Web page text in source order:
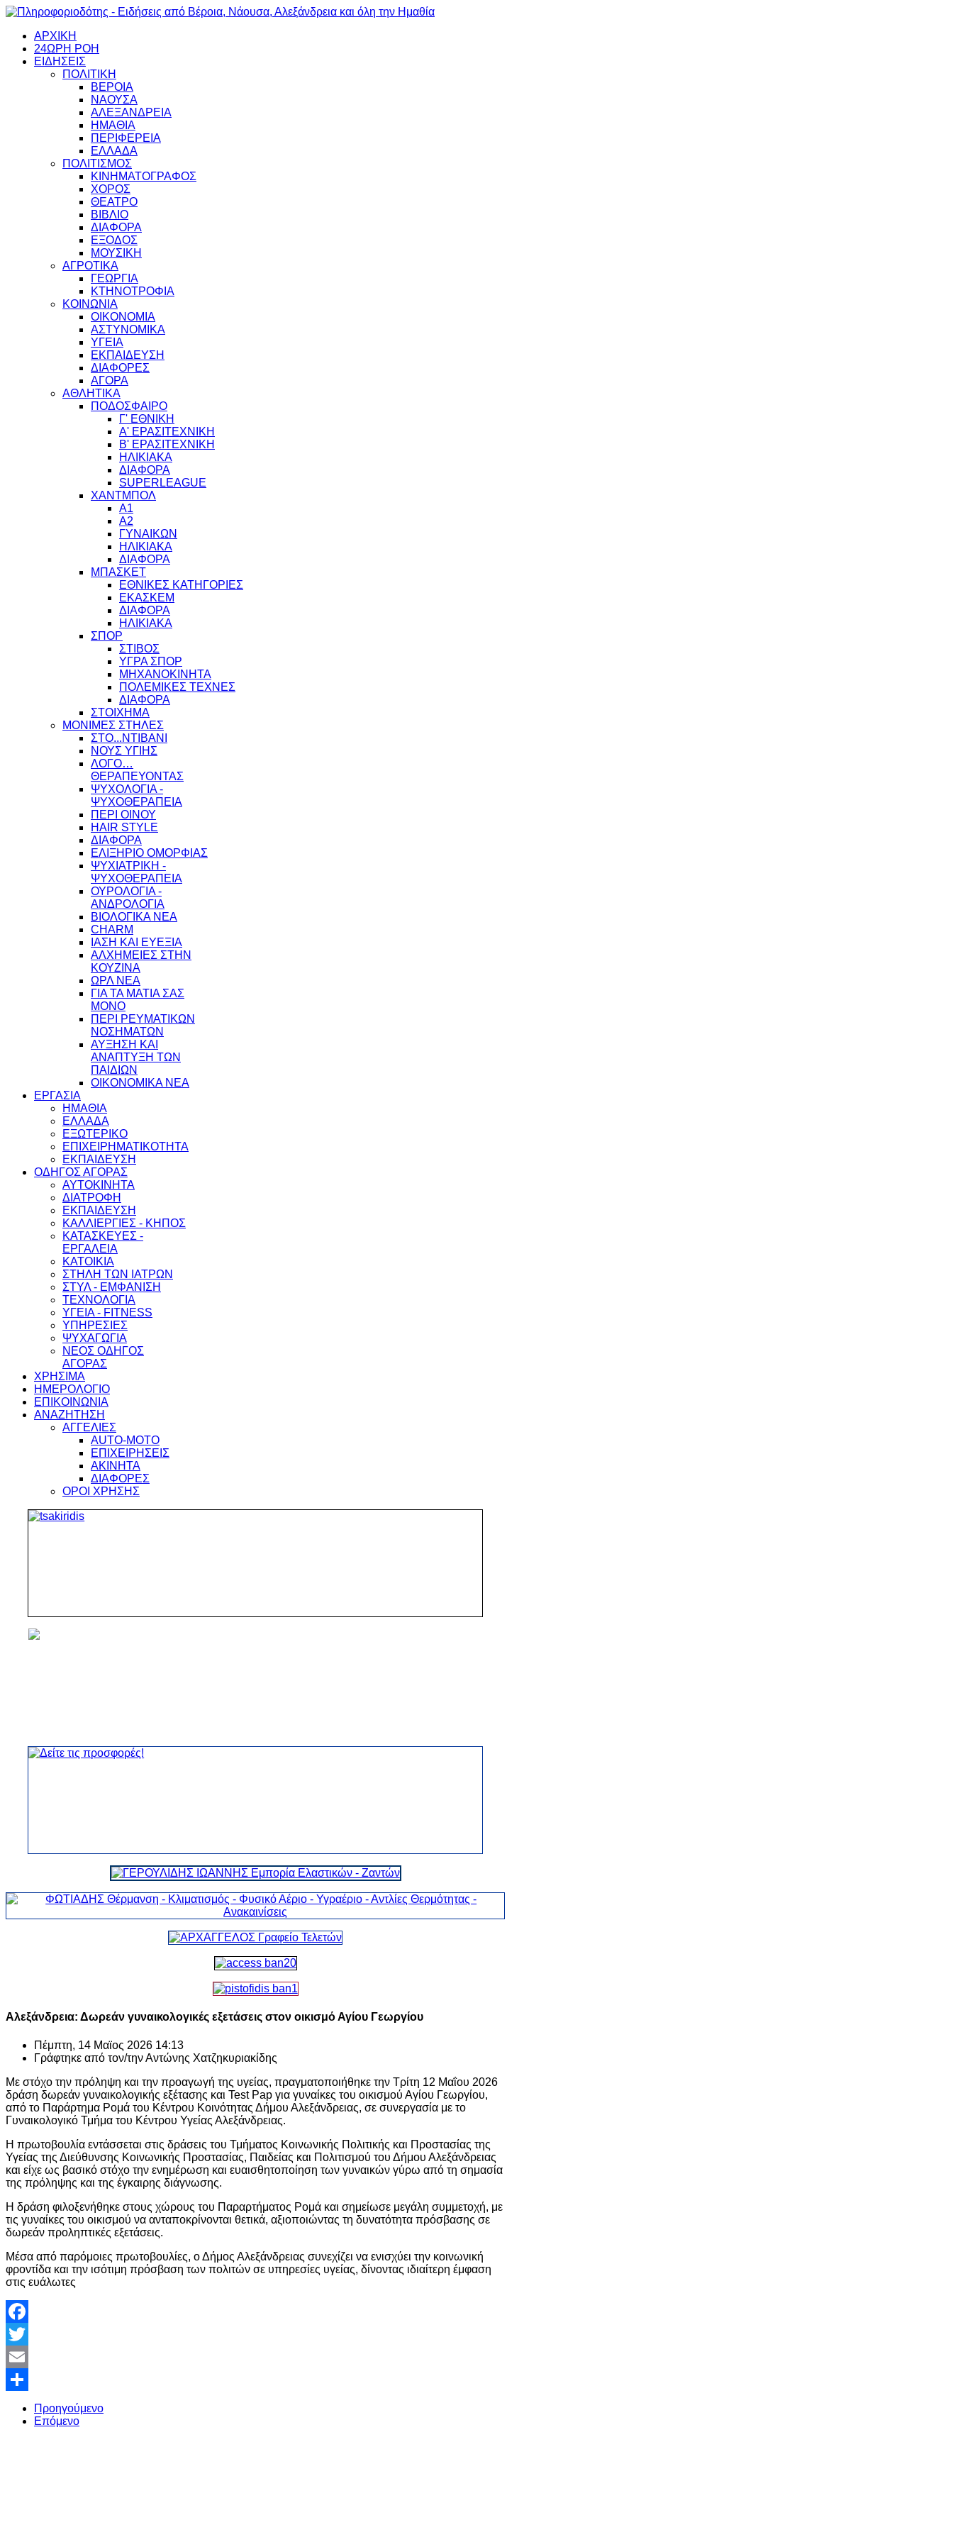
ΑΡΧΙΚΗ
24ΩΡΗ ΡΟΗ
ΕΙΔΗΣΕΙΣ
ΠΟΛΙΤΙΚΗ
ΒΕΡΟΙΑ
ΝΑΟΥΣΑ
ΑΛΕΞΑΝΔΡΕΙΑ
ΗΜΑΘΙΑ
ΠΕΡΙΦΕΡΕΙΑ
ΕΛΛΑΔΑ
ΠΟΛΙΤΙΣΜΟΣ
ΚΙΝΗΜΑΤΟΓΡΑΦΟΣ
ΧΟΡΟΣ
ΘΕΑΤΡΟ
ΒΙΒΛΙΟ
ΔΙΑΦΟΡΑ
ΕΞΟΔΟΣ
ΜΟΥΣΙΚΗ
ΑΓΡΟΤΙΚΑ
ΓΕΩΡΓΙΑ
ΚΤΗΝΟΤΡΟΦΙΑ
ΚΟΙΝΩΝΙΑ
ΟΙΚΟΝΟΜΙΑ
ΑΣΤΥΝΟΜΙΚΑ
ΥΓΕΙΑ
ΕΚΠΑΙΔΕΥΣΗ
ΔΙΑΦΟΡΕΣ
ΑΓΟΡΑ
ΑΘΛΗΤΙΚΑ
ΠΟΔΟΣΦΑΙΡΟ
Γ' ΕΘΝΙΚΗ
Α' ΕΡΑΣΙΤΕΧΝΙΚΗ
Β' ΕΡΑΣΙΤΕΧΝΙΚΗ
ΗΛΙΚΙΑΚΑ
ΔΙΑΦΟΡΑ
SUPERLEAGUE
ΧΑΝΤΜΠΟΛ
Α1
Α2
ΓΥΝΑΙΚΩΝ
ΗΛΙΚΙΑΚΑ
ΔΙΑΦΟΡΑ
ΜΠΑΣΚΕΤ
ΕΘΝΙΚΕΣ ΚΑΤΗΓΟΡΙΕΣ
ΕΚΑΣΚΕΜ
ΔΙΑΦΟΡΑ
ΗΛΙΚΙΑΚΑ
ΣΠΟΡ
ΣΤΙΒΟΣ
ΥΓΡΑ ΣΠΟΡ
ΜΗΧΑΝΟΚΙΝΗΤΑ
ΠΟΛΕΜΙΚΕΣ ΤΕΧΝΕΣ
ΔΙΑΦΟΡΑ
ΣΤΟΙΧΗΜΑ
ΜΟΝΙΜΕΣ ΣΤΗΛΕΣ
ΣΤΟ...ΝΤΙΒΑΝΙ
ΝΟΥΣ ΥΓΙΗΣ
ΛΟΓΟ…
ΘΕΡΑΠΕΥΟΝΤΑΣ
ΨΥΧΟΛΟΓΙΑ -
ΨΥΧΟΘΕΡΑΠΕΙΑ
ΠΕΡΙ ΟΙΝΟΥ
HAIR STYLE
ΔΙΑΦΟΡΑ
ΕΛΙΞΗΡΙΟ ΟΜΟΡΦΙΑΣ
ΨΥΧΙΑΤΡΙΚΗ -
ΨΥΧΟΘΕΡΑΠΕΙΑ
ΟΥΡΟΛΟΓΙΑ -
ΑΝΔΡΟΛΟΓΙΑ
ΒΙΟΛΟΓΙΚΑ ΝΕΑ
CHARM
ΙΑΣΗ ΚΑΙ ΕΥΕΞΙΑ
ΑΛΧΗΜΕΙΕΣ ΣΤΗΝ
ΚΟΥΖΙΝΑ
ΩΡΛ ΝEA
ΓΙΑ ΤΑ ΜΑΤΙΑ ΣΑΣ
ΜΟΝΟ
ΠΕΡΙ ΡΕΥΜΑΤΙΚΩΝ
ΝΟΣΗΜΑΤΩΝ
ΑΥΞΗΣΗ ΚΑΙ
ΑΝΑΠΤΥΞΗ ΤΩΝ
ΠΑΙΔΙΩΝ
ΟΙΚΟΝΟΜΙΚΑ ΝΕΑ
ΕΡΓΑΣΙΑ
ΗΜΑΘΙΑ
ΕΛΛΑΔΑ
ΕΞΩΤΕΡΙΚΟ
ΕΠΙΧΕΙΡΗΜΑΤΙΚΟΤΗΤΑ
ΕΚΠΑΙΔΕΥΣΗ
ΟΔΗΓΟΣ ΑΓΟΡΑΣ
ΑΥΤΟΚΙΝΗΤΑ
ΔΙΑΤΡΟΦΗ
ΕΚΠΑΙΔΕΥΣΗ
ΚΑΛΛΙΕΡΓΙΕΣ - ΚΗΠΟΣ
ΚΑΤΑΣΚΕΥΕΣ -
ΕΡΓΑΛΕΙΑ
ΚΑΤΟΙΚΙΑ
ΣΤΗΛΗ ΤΩΝ ΙΑΤΡΩΝ
ΣΤΥΛ - ΕΜΦΑΝΙΣΗ
ΤΕΧΝΟΛΟΓΙΑ
ΥΓΕΙΑ - FITNESS
ΥΠΗΡΕΣΙΕΣ
ΨΥΧΑΓΩΓΙΑ
ΝΕΟΣ ΟΔΗΓΟΣ
ΑΓΟΡΑΣ
ΧΡΗΣΙΜΑ
ΗΜΕΡΟΛΟΓΙΟ
ΕΠΙΚΟΙΝΩΝΙΑ
ΑΝΑΖΗΤΗΣΗ
ΑΓΓΕΛΙΕΣ
AUTO-MOTO
ΕΠΙΧΕΙΡΗΣΕΙΣ
ΑΚΙΝΗΤΑ
ΔΙΑΦΟΡΕΣ
ΟΡΟΙ ΧΡΗΣΗΣ
Αλεξάνδρεια: Δωρεάν γυναικολογικές εξετάσεις στον οικισμό Αγίου Γεωργίου
Πέμπτη, 14 Μαϊος 2026 14:13
Γράφτηκε από τον/τηνΑντώνης Χατζηκυριακίδης
Με στόχο την πρόληψη και την προαγωγή της υγείας, πραγματοποιήθηκε την Τρίτη 12 Μαΐου 2026
δράση δωρεάν γυναικολογικής εξέτασης και Test Pap για γυναίκες του οικισμού Αγίου Γεωργίου,
από το Παράρτημα Ρομά του Κέντρου Κοινότητας Δήμου Αλεξάνδρειας, σε συνεργασία με το
Γυναικολογικό Τμήμα του Κέντρου Υγείας Αλεξάνδρειας.
Η πρωτοβουλία εντάσσεται στις δράσεις του Τμήματος Κοινωνικής Πολιτικής και Προστασίας της
Υγείας της Διεύθυνσης Κοινωνικής Προστασίας, Παιδείας και Πολιτισμού του Δήμου Αλεξάνδρειας
και είχε ως βασικό στόχο την ενημέρωση και ευαισθητοποίηση των γυναικών γύρω από τη σημασία
της πρόληψης και της έγκαιρης διάγνωσης.
Η δράση φιλοξενήθηκε στους χώρους του Παραρτήματος Ρομά και σημείωσε μεγάλη συμμετοχή, με
τις γυναίκες του οικισμού να ανταποκρίνονται θετικά, αξιοποιώντας τη δυνατότητα πρόσβασης σε
δωρεάν προληπτικές εξετάσεις.
Μέσα από παρόμοιες πρωτοβουλίες, ο Δήμος Αλεξάνδρειας συνεχίζει να ενισχύει την κοινωνική
φροντίδα και την ισότιμη πρόσβαση των πολιτών σε υπηρεσίες υγείας, δίνοντας ιδιαίτερη έμφαση
στις ευάλωτες
Facebook
Twitter
Email
Share
Προηγούμενο
Επόμενο